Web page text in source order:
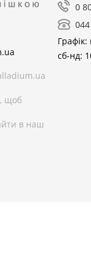
щоб
в наш
0
сб-нд: